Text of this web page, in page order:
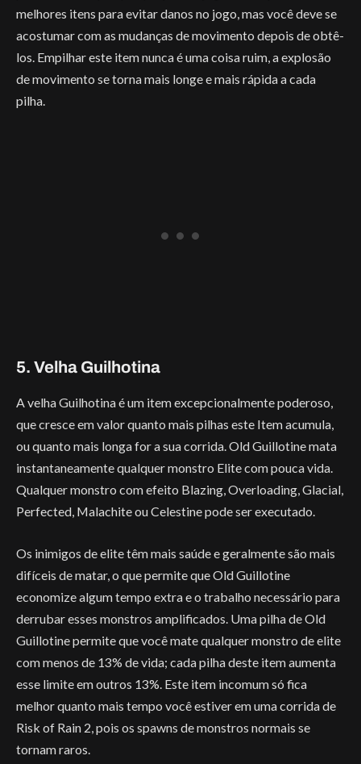
melhores itens para evitar danos no jogo, mas você deve se
acostumar com as mudanças de movimento depois de obtê-
los. Empilhar este item nunca é uma coisa ruim, a explosão
de movimento se torna mais longe e mais rápida a cada
pilha.
5. Velha Guilhotina
A velha Guilhotina é um item excepcionalmente poderoso,
que cresce em valor quanto mais pilhas este Item acumula,
ou quanto mais longa for a sua corrida. Old Guillotine mata
instantaneamente qualquer monstro Elite com pouca vida.
Qualquer monstro com efeito Blazing, Overloading, Glacial,
Perfected, Malachite ou Celestine pode ser executado.
Os inimigos de elite têm mais saúde e geralmente são mais
difíceis de matar, o que permite que Old Guillotine
economize algum tempo extra e o trabalho necessário para
derrubar esses monstros amplificados. Uma pilha de Old
Guillotine permite que você mate qualquer monstro de elite
com menos de 13% de vida; cada pilha deste item aumenta
esse limite em outros 13%. Este item incomum só fica
melhor quanto mais tempo você estiver em uma corrida de
Risk of Rain 2, pois os spawns de monstros normais se
tornam raros.